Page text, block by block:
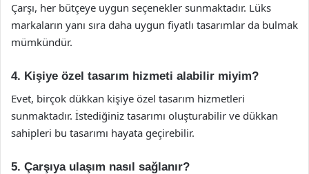
Çarşı, her bütçeye uygun seçenekler sunmaktadır. Lüks
markaların yanı sıra daha uygun fiyatlı tasarımlar da bulmak
mümkündür.
4. Kişiye özel tasarım hizmeti alabilir miyim?
Evet, birçok dükkan kişiye özel tasarım hizmetleri
sunmaktadır. İstediğiniz tasarımı oluşturabilir ve dükkan
sahipleri bu tasarımı hayata geçirebilir.
5. Çarşıya ulaşım nasıl sağlanır?